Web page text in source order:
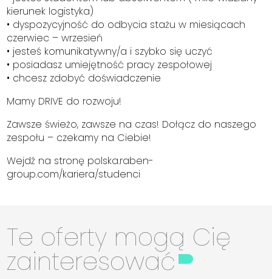
kierunek logistyka)
• dyspozycyjność do odbycia stażu w miesiącach
czerwiec – wrzesień
• jesteś komunikatywny/a i szybko się uczyć
• posiadasz umiejętność pracy zespołowej
• chcesz zdobyć doświadczenie
Mamy DRIVE do rozwoju!
Zawsze świeżo, zawsze na czas! Dołącz do naszego
zespołu – czekamy na Ciebie!
Wejdź na stronę polska.raben-
group.com/kariera/studenci
Te oferty mogą Cię
zainteresować